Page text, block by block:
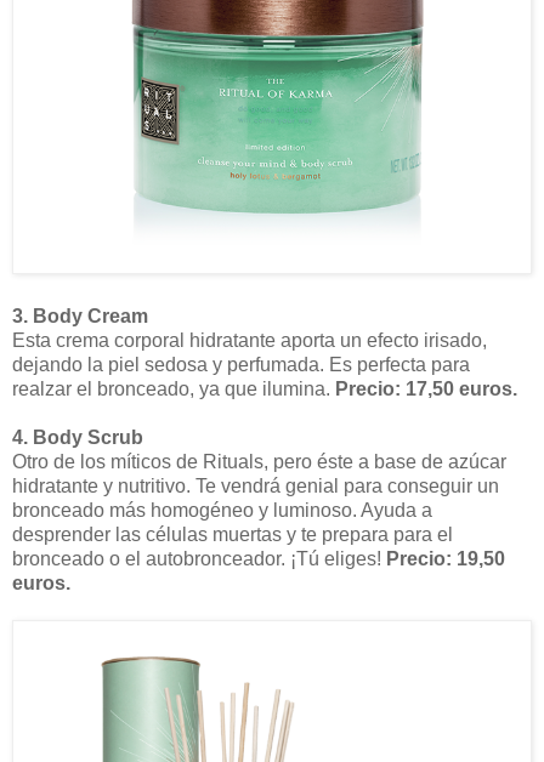
3. Body Cream
Esta crema corporal hidratante aporta un efecto irisado,
dejando la piel sedosa y perfumada. Es perfecta para
realzar el bronceado, ya que ilumina. Precio: 17,50 euros.
4. Body Scrub
Otro de los míticos de Rituals, pero éste a base de azúcar
hidratante y nutritivo. Te vendrá genial para conseguir un
bronceado más homogéneo y luminoso. Ayuda a
desprender las células muertas y te prepara para el
bronceado o el autobronceador. ¡Tú eliges! Precio: 19,50
euros.